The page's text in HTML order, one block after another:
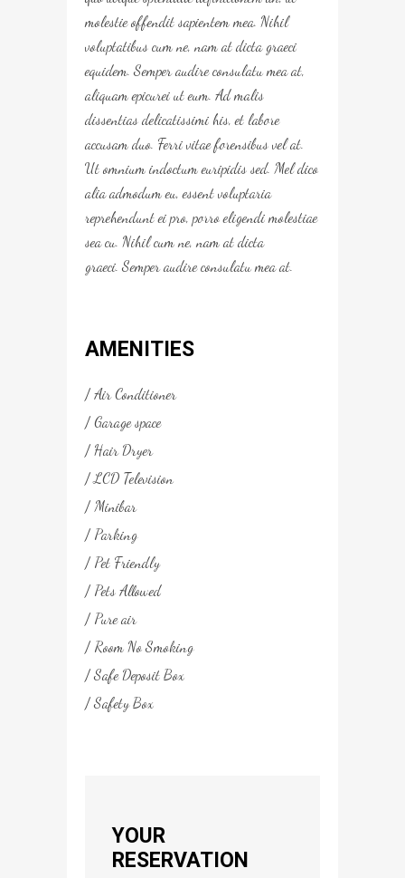
molestie offendit sapientem mea. Nihil
voluptatibus cum ne, nam at dicta graeci
equidem. Semper audire consulatu mea at,
aliquam epicurei ut eum. Ad malis
dissentias delicatissimi his, et labore
accusam duo. Ferri vitae forensibus vel at.
Ut omnium indoctum euripidis sed. Mel dico
alia admodum eu, essent voluptaria
reprehendunt ei pro, porro eligendi molestiae
sea cu. Nihil cum ne, nam at dicta
graeci. Semper audire consulatu mea at.
AMENITIES
Air Conditioner
Garage space
Hair Dryer
LCD Television
Minibar
Parking
Pet Friendly
Pets Allowed
Pure air
Room No Smoking
Safe Deposit Box
Safety Box
YOUR
RESERVATION